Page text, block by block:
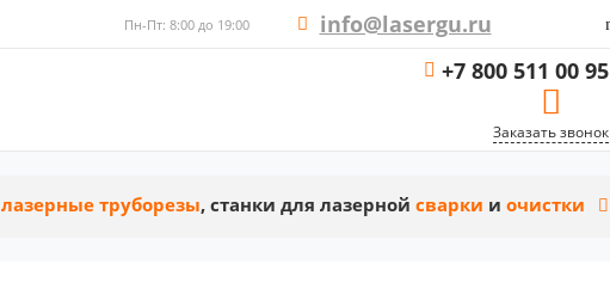
Пн-Пт: 8:00 до 19:00 info@lasergu.ru
+7 800 511 00 95
Заказать звонок
лазерные труборезы, станки для лазерной сварки и очистки